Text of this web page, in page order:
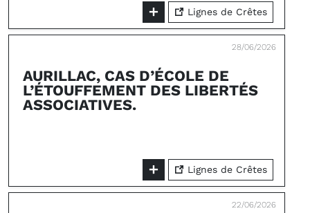
Lignes de Crêtes
28/06/2026
AURILLAC, CAS D’ÉCOLE DE
L’ÉTOUFFEMENT DES LIBERTÉS
ASSOCIATIVES.
Lignes de Crêtes
22/06/2026